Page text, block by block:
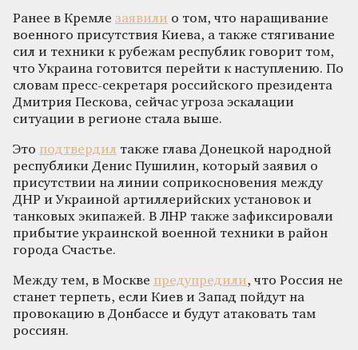
Ранее в Кремле заявили о том, что наращивание
военного присутствия Киева, а также стягивание
сил и техники к рубежам республик говорит том,
что Украина готовится перейти к наступлению. По
словам пресс-секретаря российского президента
Дмитрия Пескова, сейчас угроза эскалации
ситуации в регионе стала выше.
Это подтвердил также глава Донецкой народной
республики Денис Пушилин, который заявил о
присутствии на линии соприкосновения между
ДНР и Украиной артиллерийских установок и
танковых экипажей. В ЛНР также зафиксировали
прибытие украинской военной техники в район
города Счастье.
Между тем, в Москве предупредили, что Россия не
станет терпеть, если Киев и Запад пойдут на
провокацию в Донбассе и будут атаковать там
россиян.